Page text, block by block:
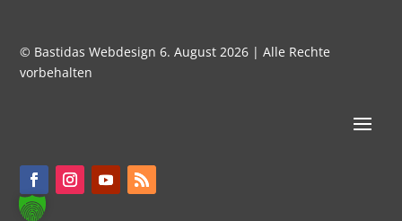
© Bastidas Webdesign 6. August 2026 | Alle Rechte
vorbehalten